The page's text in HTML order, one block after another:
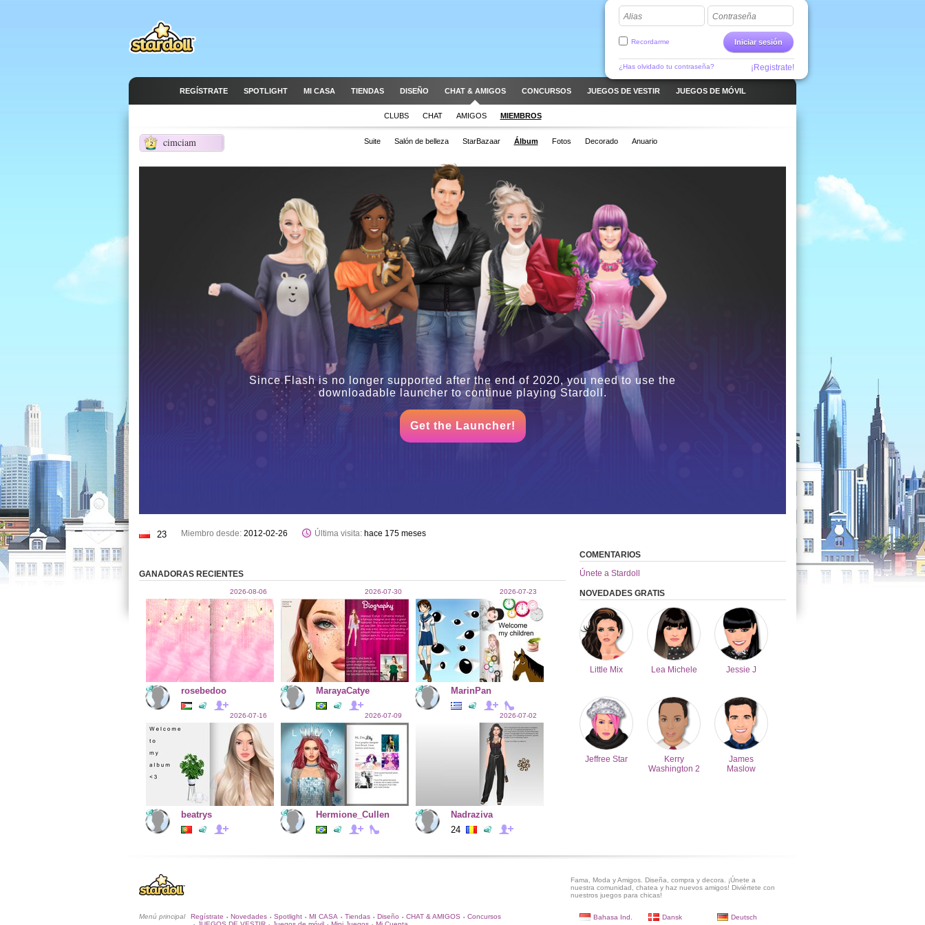
Alias Contraseña
Iniciar sesión
Recordarme
¿Has olvidado tu contraseña? ¡Registrate!
REGÍSTRATE SPOTLIGHT MI CASA TIENDAS DISEÑO CHAT & AMIGOS CONCURSOS JUEGOS DE VESTIR JUEGOS DE MÓVIL
CLUBS CHAT AMIGOS MIEMBROS
cimciam
2 Suite Salón de belleza StarBazaar Álbum Fotos Decorado Anuario
Since Flash is no longer supported after the end of 2020, you need to use the
downloadable launcher to continue playing Stardoll.
Get the Launcher!
23 Miembro desde: 2012-02-26 Última visita: hace 175 meses
GANADORAS RECIENTES
2026-08-06
rosebedoo
2026-07-30
MarayaCatye
2026-07-23
MarinPan
2026-07-16
beatrys
2026-07-09
Hermione_Cullen
2026-07-02
Nadraziva
24
COMENTARIOS
Únete a Stardoll
NOVEDADES GRATIS
Little Mix Lea Michele Jessie J
Jeffree Star
Kerry
Washington 2
James
Maslow
Fama, Moda y Amigos. Diseña, compra y decora. ¡Únete a
nuestra comunidad, chatea y haz nuevos amigos! Diviértete con
nuestros juegos para chicas!
Menú principal Regístrate • Novedades • Spotlight • MI CASA • Tiendas • Diseño • CHAT & AMIGOS • Concursos Bahasa Ind. Dansk
Deutsch